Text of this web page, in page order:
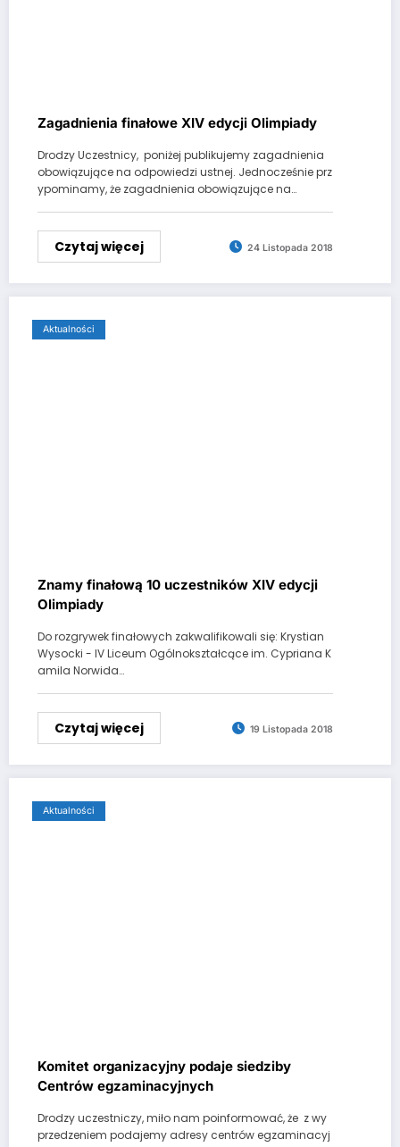
Zagadnienia finałowe XIV edycji Olimpiady
Drodzy Uczestnicy, poniżej publikujemy zagadnienia
obowiązujące na odpowiedzi ustnej. Jednocześnie prz
ypominamy, że zagadnienia obowiązujące na…
Czytaj więcej 24 Listopada 2018
Aktualności
Znamy finałową 10 uczestników XIV edycji
Olimpiady
Do rozgrywek finałowych zakwalifikowali się: Krystian
Wysocki - IV Liceum Ogólnokształcące im. Cypriana K
amila Norwida…
Czytaj więcej 19 Listopada 2018
Aktualności
Komitet organizacyjny podaje siedziby
Centrów egzaminacyjnych
Drodzy uczestniczy, miło nam poinformować, że z wy
przedzeniem podajemy adresy centrów egzaminacyj